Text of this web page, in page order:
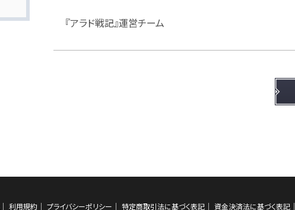
『アラド戦記』運営チーム
利用規約 プライバシーポリシー 特定商取引法に基づく表記 資金決済法に基づく表記